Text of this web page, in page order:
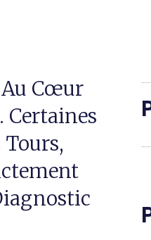
Au Cœur
Tours,